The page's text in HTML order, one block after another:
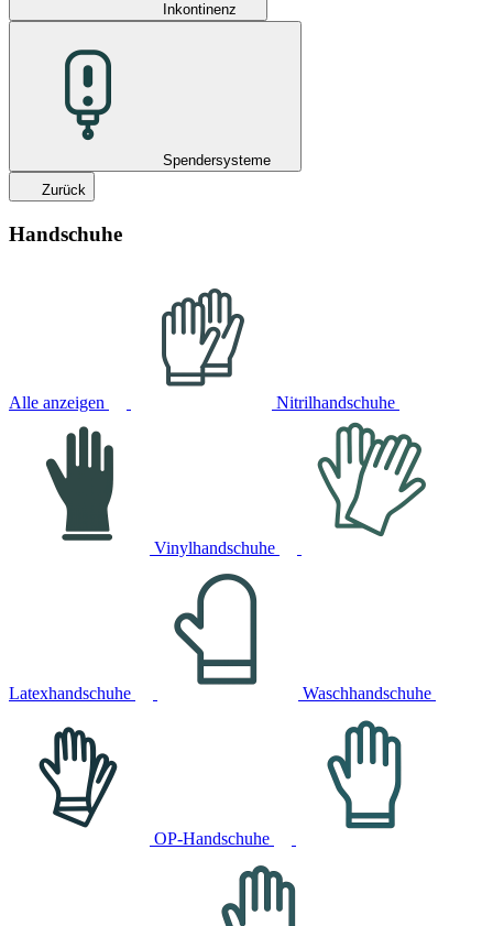
Inkontinenz
Spendersysteme
Zurück
Handschuhe
Alle anzeigen Nitrilhandschuhe
Vinylhandschuhe
Latexhandschuhe Waschhandschuhe
OP-Handschuhe